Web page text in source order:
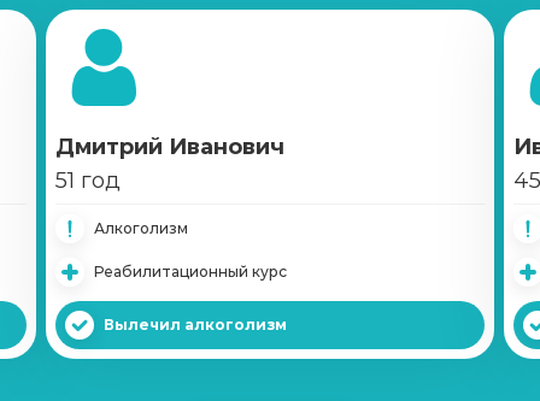
Кодирование Вивитролом
от 22 000 ₽
Кодирование Налтрексоном
от 12 000 ₽
Справка о кодировке
от 1 000 ₽
Вшивание Эспераль
Дмитрий Иванович
51 год
Алкоголизм
Реабилитационный курс
Вылечил алкоголизм